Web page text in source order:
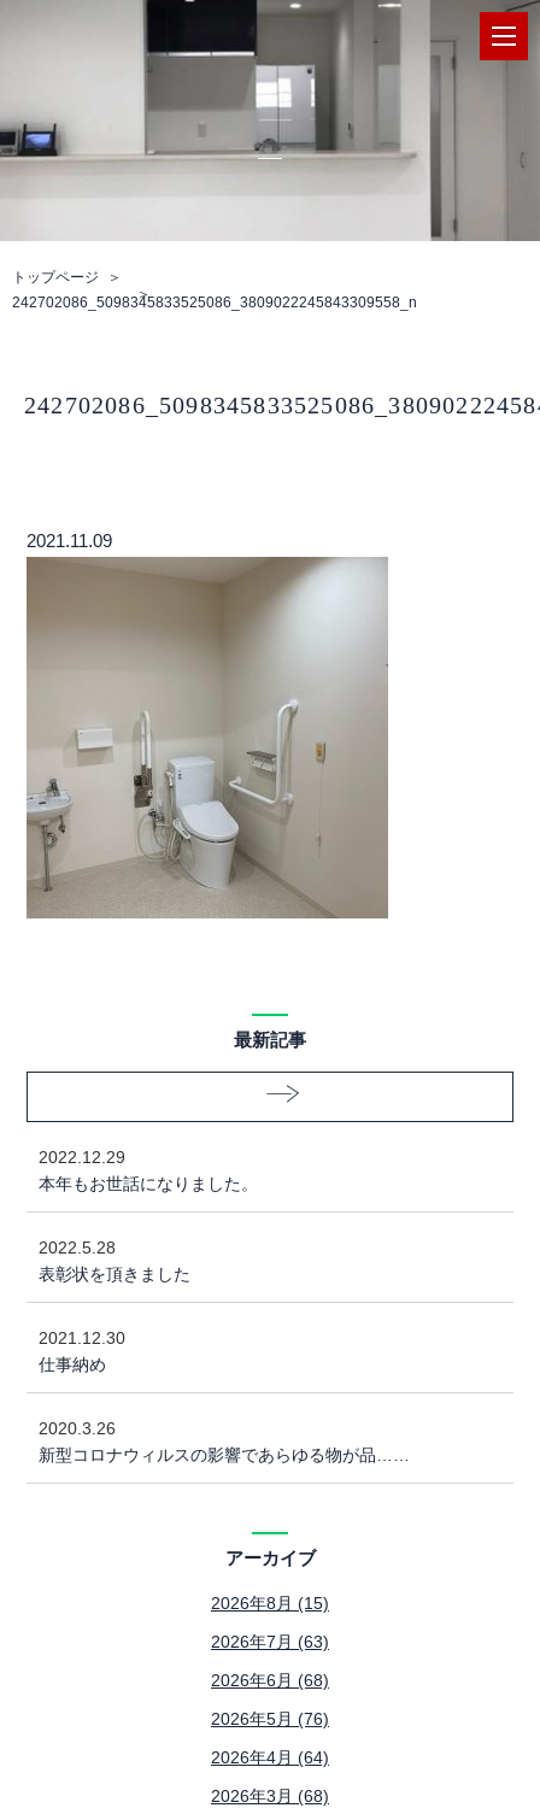
トップページ
242702086_5098345833525086_3809022245843309558_n
2021.11.09
最新記事
2022.12.29
本年もお世話になりました。
2022.5.28
表彰状を頂きました
2021.12.30
仕事納め
2020.3.26
新型コロナウィルスの影響であらゆる物が品……
アーカイブ
2026年8月 (15)
2026年7月 (63)
2026年6月 (68)
2026年5月 (76)
2026年4月 (64)
2026年3月 (68)